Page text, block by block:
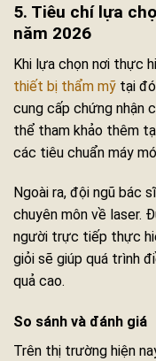
5. Tiêu chí lựa
năm 2026
Khi lựa chọn nơi thực
thiết bị thẩm mỹ tại
cung cấp chứng nhận
thể tham khảo thêm
các tiêu chuẩn máy
Ngoài ra, đội ngũ bác
chuyên môn về laser.
người trực tiếp thực
giỏi sẽ giúp quá trình
quả cao.
So sánh và đánh giá
Trên thị trường hiện